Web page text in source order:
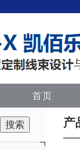
首页
产